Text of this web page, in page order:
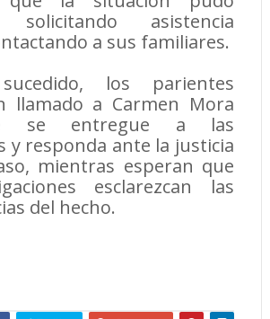
solicitando asistencia
a sus familiares.
los parientes
llamado a Carmen Mora
se entregue a las
y responda ante la justicia
mientras esperan que
esclarezcan las
del hecho.